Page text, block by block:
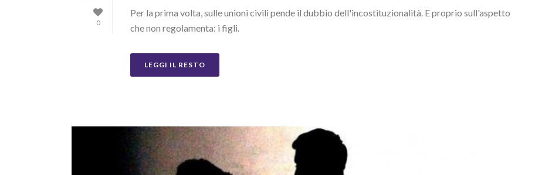
0
Per la prima volta, sulle unioni civili pende il dubbio dell'incostituzionalità. E proprio sull'aspetto
che non regolamenta: i figli.
LEGGI IL RESTO